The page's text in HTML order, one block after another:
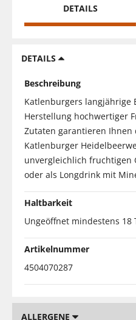
DETAILS
DETAILS
Beschreibung
Katlenburgers langjährige
Herstellung hochwertiger
Zutaten garantieren Ihnen
Katlenburger
unvergleichlich fruchtigen
oder als Longdrink mit
Haltbarkeit
Ungeöffnet mindestens 18
Artikelnummer
4504070287
ALLERGENE